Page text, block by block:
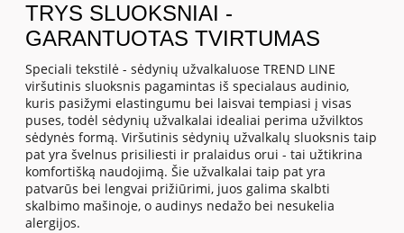
TRYS SLUOKSNIAI -
GARANTUOTAS TVIRTUMAS
Speciali tekstilė - sėdynių užvalkaluose TREND LINE
viršutinis sluoksnis pagamintas iš specialaus audinio,
kuris pasižymi elastingumu bei laisvai tempiasi į visas
puses, todėl sėdynių užvalkalai idealiai perima užvilktos
sėdynės formą. Viršutinis sėdynių užvalkalų sluoksnis taip
pat yra švelnus prisiliesti ir pralaidus orui - tai užtikrina
komfortišką naudojimą. Šie užvalkalai taip pat yra
patvarūs bei lengvai prižiūrimi, juos galima skalbti
skalbimo mašinoje, o audinys nedažo bei nesukelia
alergijos.